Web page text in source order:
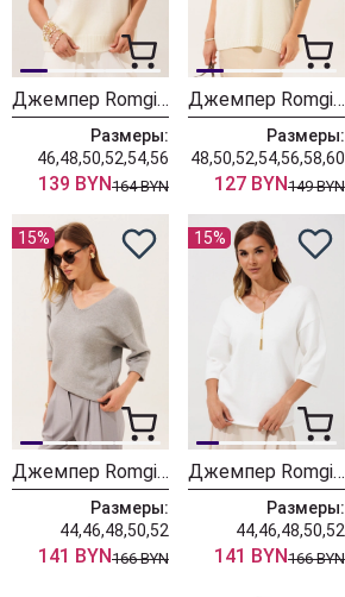
Джемпер Romgil РВ0466-ШЕ5 молочный
Размеры:
46,48,50,52,54,56
139 BYN164 BYN
Джемпер Romgil РВ0465-ШЕ5 молочный
Размеры:
48,50,52,54,56,58,60
127 BYN149 BYN
15%
Джемпер Romgil РВ0464-ВИ5 серый меланж
Размеры:
44,46,48,50,52
141 BYN166 BYN
15%
Джемпер Romgil РВ0464-ВИ5 молочный
Размеры:
44,46,48,50,52
141 BYN166 BYN